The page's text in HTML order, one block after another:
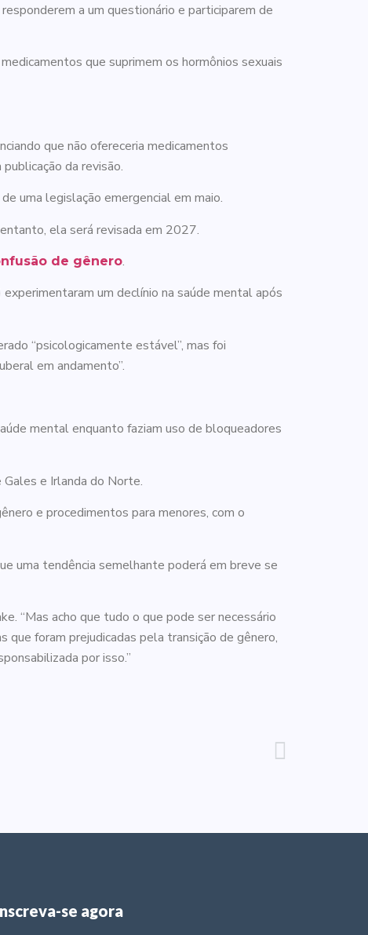
a um questionário e participarem de
que suprimem os hormônios sexuais
que não ofereceria medicamentos
da revisão.
uma legislação emergencial em maio.
ela será revisada em 2027.
de gênero.
um declínio na saúde mental após
“psicologicamente estável”, mas foi
em andamento”.
mental enquanto faziam uso de bloqueadores
e Irlanda do Norte.
e procedimentos para menores, com o
uma tendência semelhante poderá em breve se
“Mas acho que tudo o que pode ser necessário
que foram prejudicadas pela transição de gênero,
por isso.”
se agora